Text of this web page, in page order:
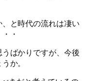
と時代の流れは凄い
・
ばかりですが、今後
か。